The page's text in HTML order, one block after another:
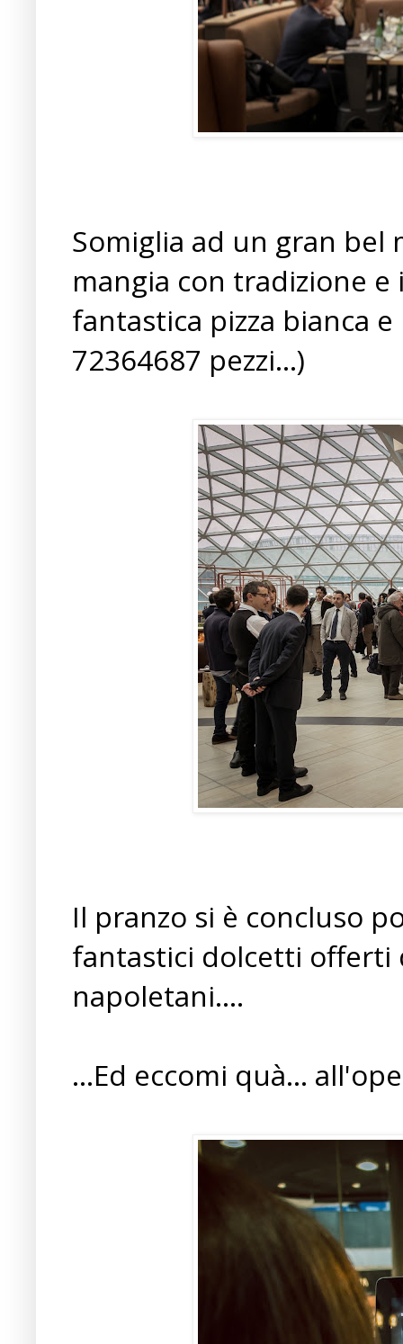
Somiglia ad un gran bel
mangia con tradizione
fantastica pizza bianca
72364687 pezzi...)
Il pranzo si è concluso
fantastici dolcetti offerti
napoletani....
...Ed eccomi quà...